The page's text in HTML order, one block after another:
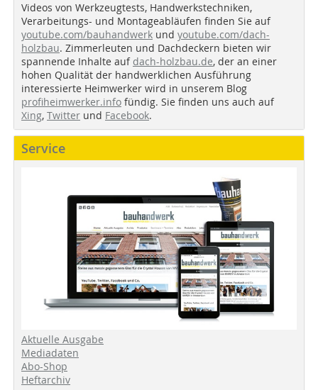
Videos von Werkzeugtests, Handwerkstechniken,
Verarbeitungs- und Montageabläufen finden Sie auf
youtube.com/bauhandwerk und youtube.com/dach-
holzbau. Zimmerleuten und Dachdeckern bieten wir
spannende Inhalte auf dach-holzbau.de, der an einer
hohen Qualität der handwerklichen Ausführung
interessierte Heimwerker wird in unserem Blog
profiheimwerker.info fündig. Sie finden uns auch auf
Xing, Twitter und Facebook.
Service
Aktuelle Ausgabe
Mediadaten
Abo-Shop
Heftarchiv